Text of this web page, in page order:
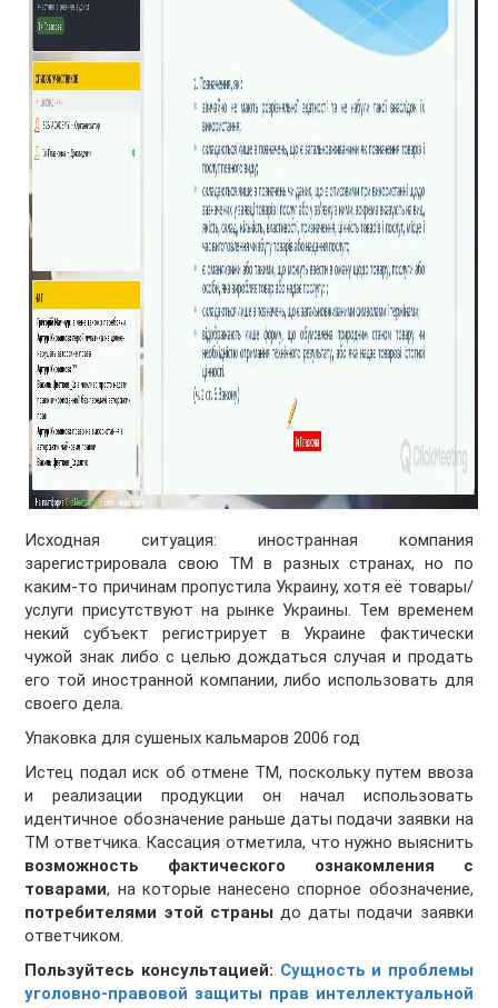
Исходная ситуация: иностранная компания
зарегистрировала свою ТМ в разных странах, но по
каким-то причинам пропустила Украину, хотя её товары/
услуги присутствуют на рынке Украины. Тем временем
некий субъект регистрирует в Украине фактически
чужой знак либо с целью дождаться случая и продать
его той иностранной компании, либо использовать для
своего дела.
Упаковка для сушеных кальмаров 2006 год
Истец подал иск об отмене ТМ, поскольку путем ввоза
и реализации продукции он начал использовать
идентичное обозначение раньше даты подачи заявки на
ТМ ответчика. Кассация отметила, что нужно выяснить
возможность фактического ознакомления с
товарами, на которые нанесено спорное обозначение,
потребителями этой страны до даты подачи заявки
ответчиком.
Пользуйтесь консультацией: Сущность и проблемы
уголовно-правовой защиты прав интеллектуальной